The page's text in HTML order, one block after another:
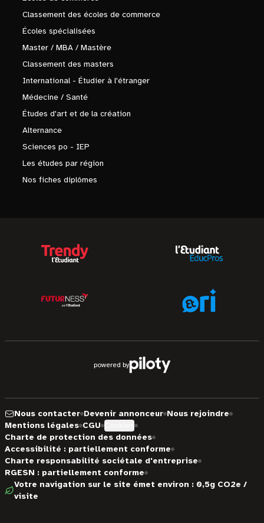
Classement des écoles de commerce
Écoles spécialisées
Master / MBA / Mastère
Classement des masters
International - Étudier à l'étranger
Médecine / Santé
Études d'art et de la création
Alternance
Sciences po - IEP
Les études par région
Nos fiches diplômes
powered by
Nous contacter Devenir annonceur Nous rejoindre
Mentions légales CGU
Charte de protection des données
Accessibilité : partiellement conforme
Charte responsabilité sociétale d'entreprise
RGESN : partiellement conforme
Votre navigation sur le site émet environ : 0,5g CO2e /
visite